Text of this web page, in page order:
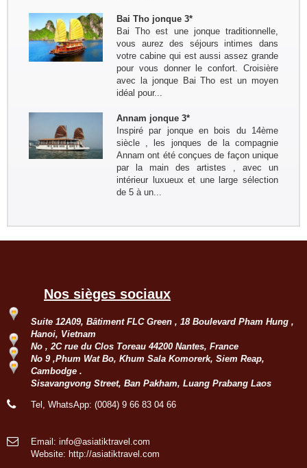
Bruxelles
Groupe : Mme / Mr THOME et ses
amis (4 personnes)
Voyage à la carte du nord au sud du
10 au 24 janvier: Paris - Hanoi - Mai
Hich - Pu Luong - Tam Coc - Baie de
Lan Ha ( Bateau Perla Dawn Sails) -
Groupe: Mr et Mme Alain et
Catherine LEFBVRE
Voyage dans le nord pour decouvrir
les ethnies du nord: Bruxelles -
Hanoi - Sapa - Bac Ha - marché
Sing Cheng - Hoang Su Phi - Ha
Giang - Quan Ba - Meo Vac -...
La famille Kermorvant a passé un
voyage inoubliable du Sud au Nord
Groupe : Mr Loric CURE et ses
Circuit personnalisé 20 jours/19 nuits
Mékong - Can Tho - Saigon - Envol
pour HoiAn - Danang - Ba Na Hill -
Groupe: VAL DE LOIRE
7personnes
Cau - Thong Nguyen - Hoang Su Phi
Bai Tho jonque 3*
Bai Tho est une jonque traditionnelle,
vous aurez des séjours intimes dans
votre cabine qui est aussi assez grande
pour vous donner le confort. Croisière
avec la jonque Bai Tho est un moyen
idéal pour...
Annam jonque 3*
Inspiré par jonque en bois du 14ème
siècle , les jonques de la compagnie
Annam ont été conçues de façon unique
par la main des artistes , avec un
intérieur luxueux et une large sélection
de 5 à un...
Nos sièges sociaux
Suite 12A09, Bâtiment FLC Green , 18 Boulevard Pham Hung ,
Hanoi, Vietnam
No , 2C rue du Clos Toreau 44200 Nantes, France
No 9 ,Phum Wat Bo, Khum Sala Komorerk, Siem Reap,
Cambodge .
Sisavangvong Street, Ban Pakham, Luang Prabang Laos
Tel, WhatsApp: (0084) 9 66 83 04 66
Email: info@asiatiktravel.com
Website: http://asiatiktravel.com